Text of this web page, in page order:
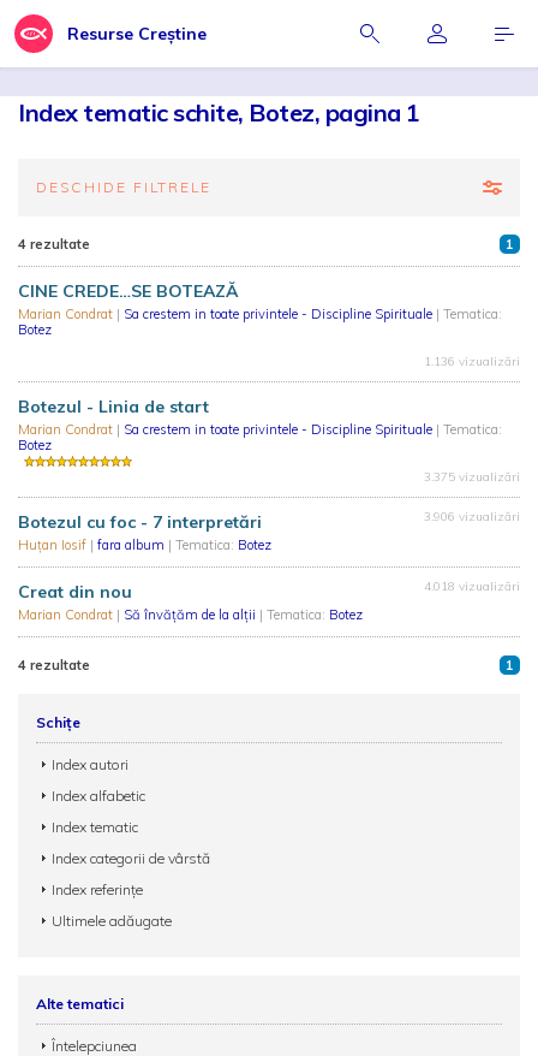
Resurse Creștine
Index tematic schite, Botez, pagina 1
DESCHIDE FILTRELE
4 rezultate 1
CINE CREDE…SE BOTEAZĂ
Marian Condrat | Sa crestem in toate privintele - Discipline Spirituale | Tematica:
Botez
1.136 vizualizări
Botezul - Linia de start
Marian Condrat | Sa crestem in toate privintele - Discipline Spirituale | Tematica:
Botez
3.375 vizualizări
Botezul cu foc - 7 interpretări
Huțan Iosif | fara album | Tematica: Botez
3.906 vizualizări
Creat din nou
Marian Condrat | Să învăţăm de la alţii | Tematica: Botez
4.018 vizualizări
4 rezultate 1
Schițe
Index autori
Index alfabetic
Index tematic
Index categorii de vârstă
Index referințe
Ultimele adăugate
Alte tematici
Întelepciunea